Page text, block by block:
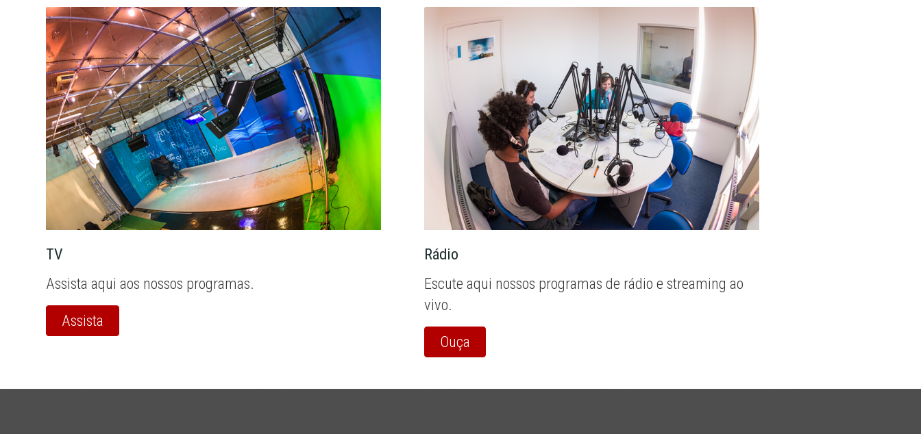
TV
Assista aqui aos nossos programas.
Assista
Rádio
Escute aqui nossos programas de rádio e streaming ao
vivo.
Ouça